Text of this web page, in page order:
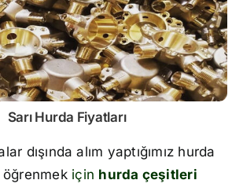
Sarı Hurda Fiyatları
dışında alım yaptığımız hurda
için hurda çeşitleri